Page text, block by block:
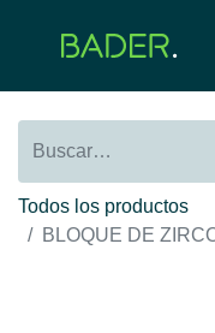
Todos los productos
BLOQUE DE